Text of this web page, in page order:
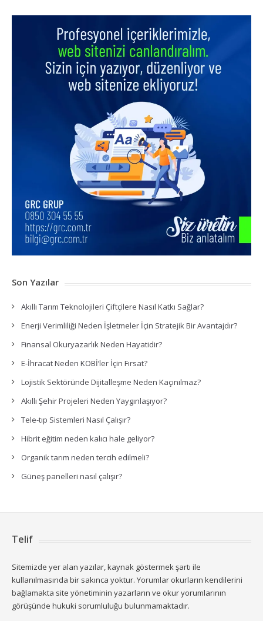
Son Yazılar
Akıllı Tarım Teknolojileri Çiftçilere Nasıl Katkı Sağlar?
Enerji Verimliliği Neden İşletmeler İçin Stratejik Bir Avantajdır?
Finansal Okuryazarlık Neden Hayatidir?
E-İhracat Neden KOBİ’ler İçin Fırsat?
Lojistik Sektöründe Dijitalleşme Neden Kaçınılmaz?
Akıllı Şehir Projeleri Neden Yaygınlaşıyor?
Tele-tıp Sistemleri Nasıl Çalışır?
Hibrit eğitim neden kalıcı hale geliyor?
Organik tarım neden tercih edilmeli?
Güneş panelleri nasıl çalışır?
Telif
Sitemizde yer alan yazılar, kaynak göstermek şartı ile
kullanılmasında bir sakınca yoktur. Yorumlar okurların kendilerini
bağlamakta site yönetiminin yazarların ve okur yorumlarının
görüşünde hukuki sorumluluğu bulunmamaktadır.